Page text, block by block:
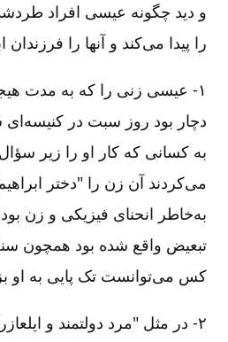
و دید چگونه عیسی افراد
را پیدا می‌کند و آنها را فرزندان
۱-‏‏ عیسی زنی را که به مدت
دچار بود روز سبت در
به کسانی که کار او را زیر سؤال
می‌کردند آن زن را "دختر
به‌خاطر انحنای فیزیکی و زن
تبعیض واقع شده بود همچون
کس می‌توانست تک پایی به او
۲-‏‏ در مثل "مرد دولتمند و